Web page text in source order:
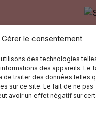
Gérer le consentement
des technologies
des appareils. Le
de traiter des données telles
sur ce site. Le fait de ne pas
avoir un effet négatif sur